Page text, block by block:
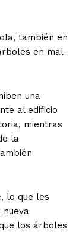
también en
en mal
una
al edificio
mientras
la
lo que les
los árboles